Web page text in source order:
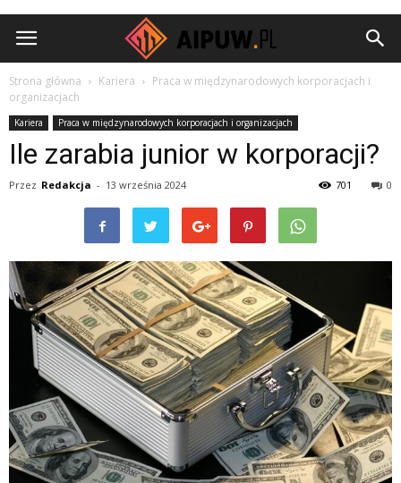
Aipuw.pl
Strona główna Kariera
Praca w międzynarodowych korporacjach i
organizacjach
Kariera Praca w międzynarodowych korporacjach i organizacjach
Ile zarabia junior w korporacji?
Przez Redakcja - 13 września 2024 0
701